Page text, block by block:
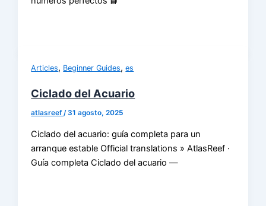
Articles, Beginner Guides,es
Ciclado del Acuario
atlasreef/31 agosto, 2025
Ciclado del acuario: guía completa para un
arranque estable Official translations » AtlasReef ·
Guía completa Ciclado del acuario —